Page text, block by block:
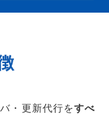
・更新代行をすべ